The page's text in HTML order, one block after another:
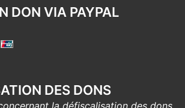
DON VIA PAYPAL
DES DONS
la défiscalisation des dons